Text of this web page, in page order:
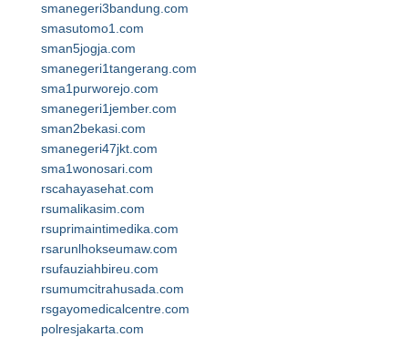
smanegeri3bandung.com
smasutomo1.com
sman5jogja.com
smanegeri1tangerang.com
sma1purworejo.com
smanegeri1jember.com
sman2bekasi.com
smanegeri47jkt.com
sma1wonosari.com
rscahayasehat.com
rsumalikasim.com
rsuprimaintimedika.com
rsarunlhokseumaw.com
rsufauziahbireu.com
rsumumcitrahusada.com
rsgayomedicalcentre.com
polresjakarta.com